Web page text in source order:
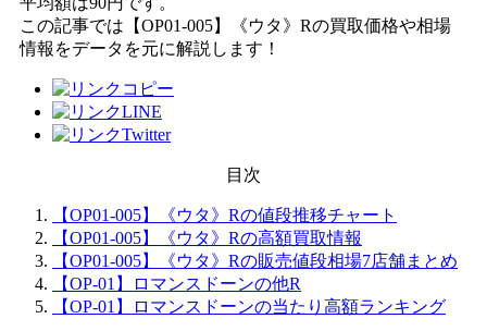
この記事では【OP01-005】《ウタ》Rの買取価格や相場
情報をデータを元に解説します！
目次
【OP01-005】《ウタ》Rの値段推移チャート
【OP01-005】《ウタ》Rの高額買取情報
【OP01-005】《ウタ》Rの販売値段相場7店舗まとめ
【OP-01】ロマンスドーンの他R
【OP-01】ロマンスドーンの当たり高額ランキング